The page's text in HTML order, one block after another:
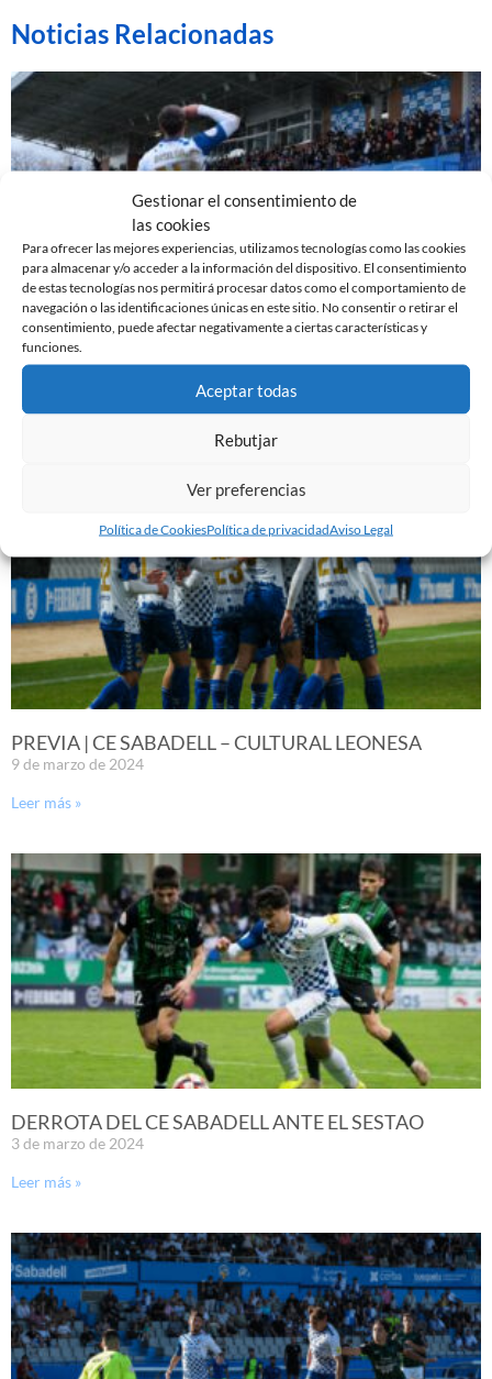
Gestionar el consentimiento de
las cookies
Para ofrecer las mejores experiencias, utilizamos tecnologías como las cookies
para almacenar y/o acceder a la información del dispositivo. El consentimiento
de estas tecnologías nos permitirá procesar datos como el comportamiento de
navegación o las identificaciones únicas en este sitio. No consentir o retirar el
consentimiento, puede afectar negativamente a ciertas características y
funciones.
Aceptar todas
Rebutjar
Ver preferencias
Política de CookiesPolítica de privacidadAviso Legal
Noticias Relacionadas
EL SABADELL EMPATA ANTE LA CULTURAL EN LA
NOVA CREU ALTA
PREVIA | CE SABADELL – CULTURAL LEONESA
9 de marzo de 2024
Leer más »
DERROTA DEL CE SABADELL ANTE EL SESTAO
3 de marzo de 2024
Leer más »